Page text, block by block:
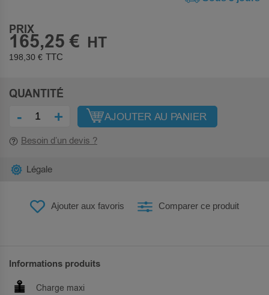
PRIX
165,25 €
198,30 €
QUANTITÉ
- + AJOUTER AU PANIER
Besoin d’un devis ?
Ajouter aux favoris Comparer ce produit
Légale
Informations produits
Charge maxi